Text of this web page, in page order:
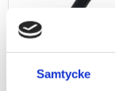
Samtycke